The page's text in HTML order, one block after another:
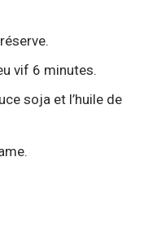
vif 6 minutes.
soja et l’huile de